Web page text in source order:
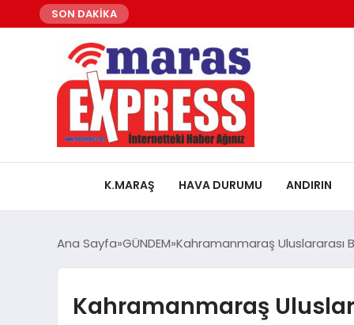
SON DAKİKA
K.MARAŞ HAVA DURUMU ANDIRIN
Ana Sayfa GÜNDEM Kahramanmaraş Uluslararası
Kahramanmaraş